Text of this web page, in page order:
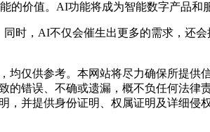
价值。AI功能将成为智能数字产品和
时，AI不仅会催生出更多的需求，还
仅供参考。本网站将尽力确保所提供
错误、不确或遗漏，概不负任何法律
并提供身份证明、权属证明及详细侵